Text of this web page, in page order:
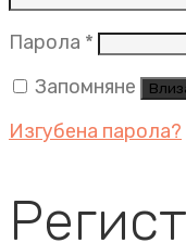
Парола *
Запомняне
Изгубена парола?